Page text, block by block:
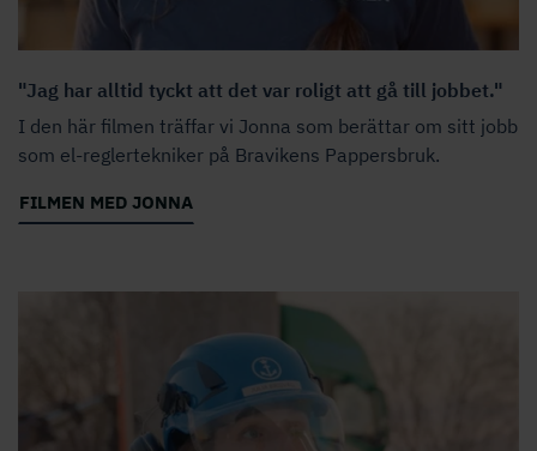
"Jag har alltid tyckt att det var roligt att gå till jobbet."
I den här filmen träffar vi Jonna som berättar om sitt jobb
som el-reglertekniker på Bravikens Pappersbruk.
FILMEN MED JONNA